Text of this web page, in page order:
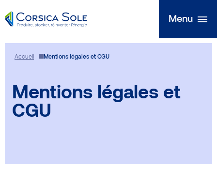
Aller
Menu
Menu Fermer
Nous découvrir
Nos expertises
Au plus près des territoires
Accueil Mentions légales et CGU
Mentions légales et
CGU